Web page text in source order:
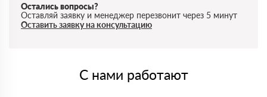
Остались вопросы?
Оставляй заявку и менеджер перезвонит через 5 минут
Оставить заявку на консультацию
С нами работают